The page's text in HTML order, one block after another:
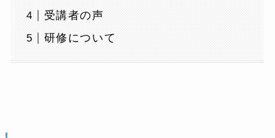
受講者の声
研修について